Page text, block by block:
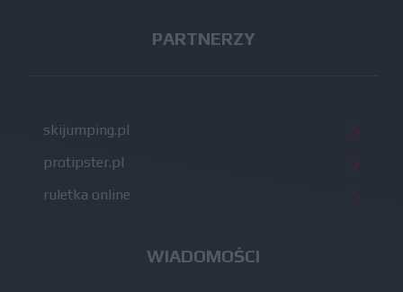
PARTNERZY
skijumping.pl
protipster.pl
ruletka online
WIADOMOŚCI